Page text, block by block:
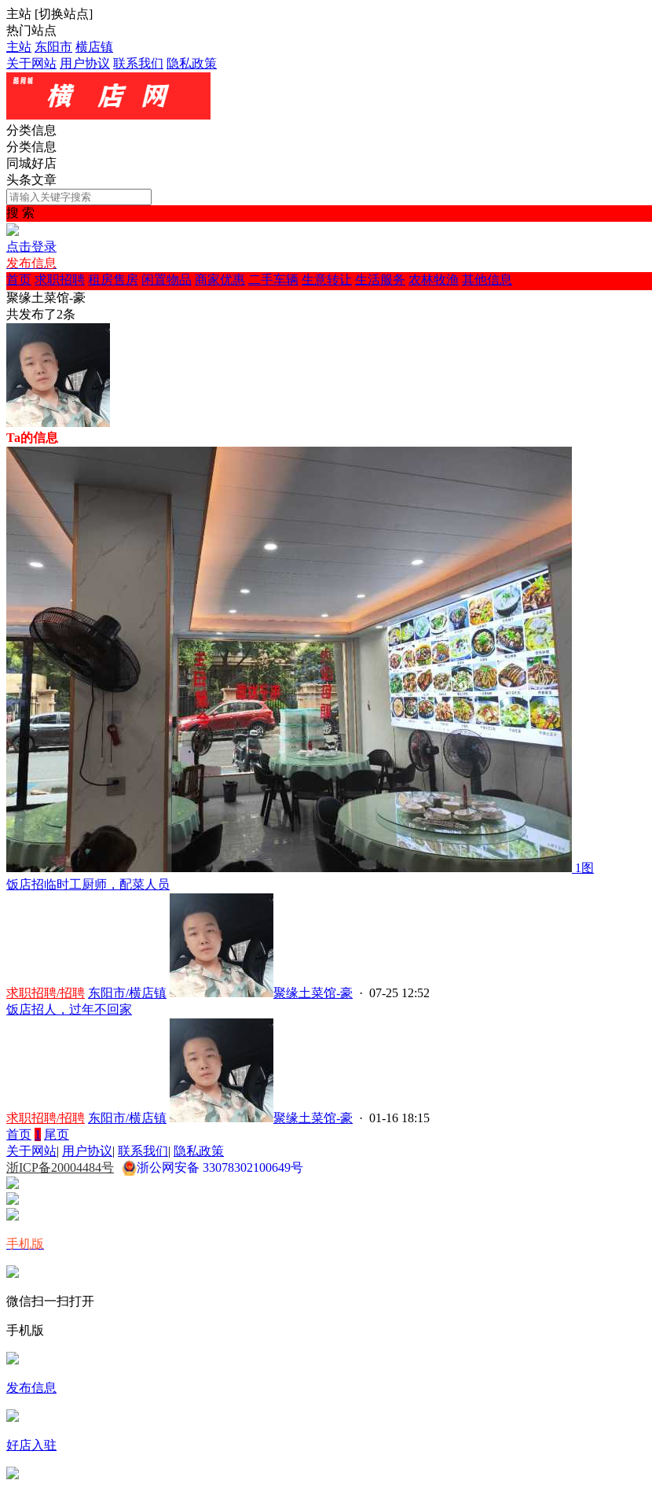
主站 [切换站点]
热门站点
主站 东阳市 横店镇
关于网站 用户协议 联系我们 隐私政策
分类信息
分类信息
同城好店
头条文章
搜 索
点击登录
发布信息
首页 求职招聘 租房售房 闲置物品 商家优惠 二手车辆 生意转让 生活服务 农林牧渔 其他信息
聚缘土菜馆-豪
共发布了2条
Ta的信息
1图
饭店招临时工厨师，配菜人员
求职招聘/招聘 东阳市/横店镇 聚缘土菜馆-豪 · 07-25 12:52
饭店招人，过年不回家
求职招聘/招聘 东阳市/横店镇 聚缘土菜馆-豪 · 01-16 18:15
首页 1 尾页
关于网站| 用户协议| 联系我们| 隐私政策
浙ICP备20004484号
浙公网安备 33078302100649号
手机版
微信扫一扫打开
手机版
发布信息
好店入驻